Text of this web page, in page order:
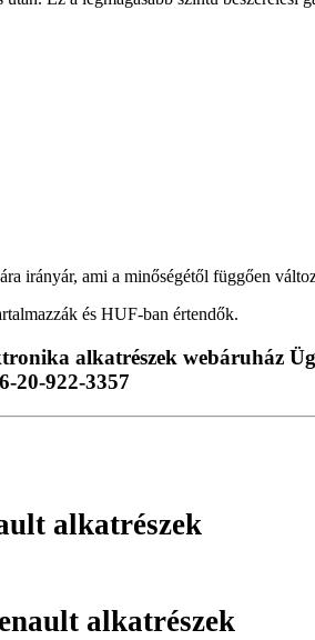
irányár, ami a minőségétől függően
és HUF-ban értendők.
alkatrészek webáruház
20-922-3357
alkatrészek
alkatrészek